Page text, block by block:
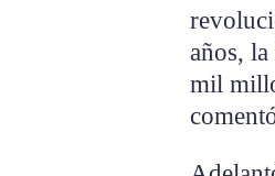
años,
mil